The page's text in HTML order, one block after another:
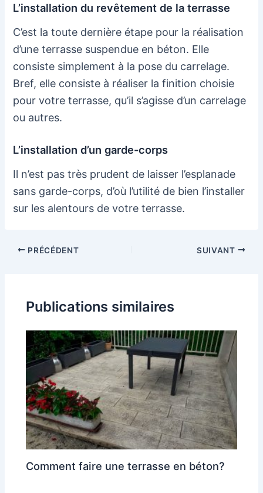
L’installation du revêtement de la terrasse
C’est la toute dernière étape pour la réalisation
d’une terrasse suspendue en béton. Elle
consiste simplement à la pose du carrelage.
Bref, elle consiste à réaliser la finition choisie
pour votre terrasse, qu’il s’agisse d’un carrelage
ou autres.
L’installation d’un garde-corps
Il n’est pas très prudent de laisser l’esplanade
sans garde-corps, d’où l’utilité de bien l’installer
sur les alentours de votre terrasse.
NavigationPRÉCÉDENT SUIVANT
Publications similaires
Comment faire une terrasse en béton?